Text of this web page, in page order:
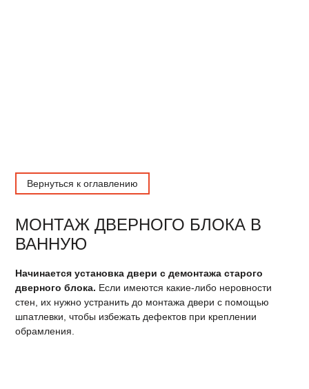
Вернуться к оглавлению
МОНТАЖ ДВЕРНОГО БЛОКА В
ВАННУЮ
Начинается установка двери с демонтажа старого
дверного блока. Если имеются какие-либо неровности
стен, их нужно устранить до монтажа двери с помощью
шпатлевки, чтобы избежать дефектов при креплении
обрамления.